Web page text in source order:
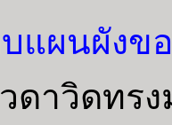
แผนผังข
าวิดทรง